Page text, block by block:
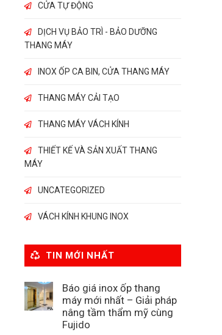
CỬA TỰ ĐỘNG
DỊCH VỤ BẢO TRÌ - BẢO DƯỠNG
THANG MÁY
INOX ỐP CA BIN, CỬA THANG MÁY
THANG MÁY CẢI TẠO
THANG MÁY VÁCH KÍNH
THIẾT KẾ VÀ SẢN XUẤT THANG
MÁY
UNCATEGORIZED
VÁCH KÍNH KHUNG INOX
TIN MỚI NHẤT
Báo giá inox ốp thang
máy mới nhất – Giải pháp
nâng tầm thẩm mỹ cùng
Fujido